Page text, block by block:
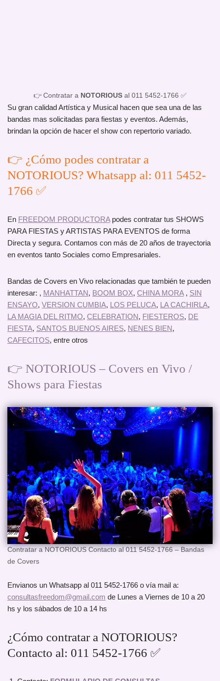
👉 Contratar a NOTORIOUS al 011 5452-1766 ✅
Su gran calidad Artística y Musical hacen que sea una de las
bandas mas solicitadas para fiestas y eventos. Además,
brindan la opción de hacer el show con repertorio variado.
👉 ¿Cómo podes contratar a
NOTORIOUS? Whatsapp al: 011 5452-
1766 ✅
En FREEDOM PRODUCTORApodes contratar tus SHOWS
PARA FIESTAS y ARTISTAS PARA EVENTOS de forma
Directa y segura. Contamos con más de 20 años de trayectoria
en eventos tanto Sociales como Empresariales.
Bandas de Covers en Vivo relacionadas que también te pueden
interesar: , MANHATTAN, BOOM BOX, CHINA MORA, SIN
ENSAYO, VERSION CUMBIA, LOS PELUCA, LA CACHIRLA,
LA MAGIA DEL RITMO, CELEBRATION, FIESTEROS, DE
FIESTA, SANTOS BUENOS AIRES, NENES BIEN,
CAFECITOS, entre otros
👉 NOTORIOUS – Covers en Vivo /
Shows para Fiestas
Contratar a NOTORIOUS Contacto al 011 5452-1766 – Bandas
de Covers
Envianos un Whatsapp al 011 5452-1766 o vía mail a:
consultasfreedom@gmail.com de Lunes a Viernes de 10 a 20
hs y los sábados de 10 a 14 hs
¿Cómo contratar a NOTORIOUS?
Contacto al: 011 5452-1766 ✅